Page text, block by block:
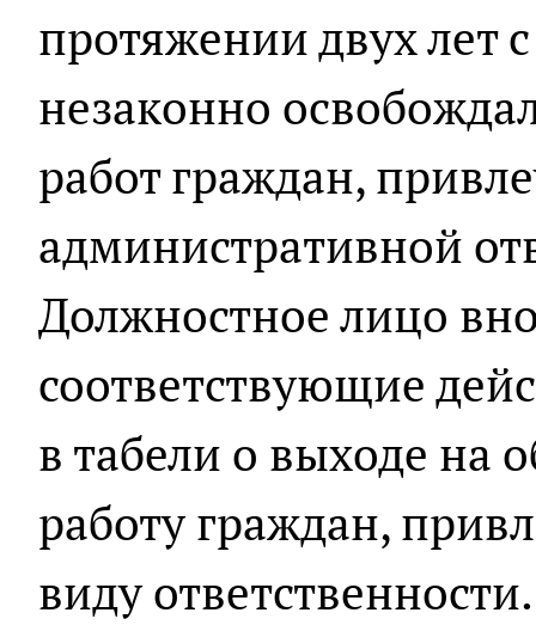
протяжении двух лет
незаконно
работ граждан,
административной
Должностное лицо
соответствующие
в табели о выходе на
работу граждан,
виду